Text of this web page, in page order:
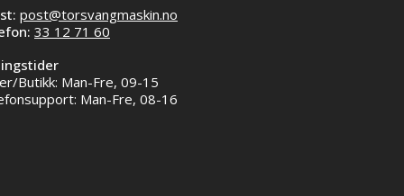
post@torsvangmaskin.no
33 12 71 60
Butikk: Man-Fre, 09-15
Man-Fre, 08-16